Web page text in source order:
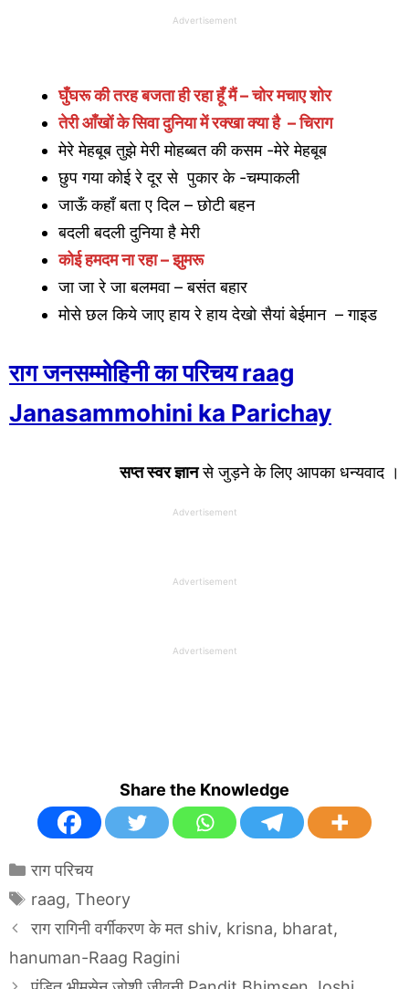
Advertisement
घुँघरू की तरह बजता ही रहा हूँ मैं – चोर मचाए शोर
तेरी आँखों के सिवा दुनिया में रक्खा क्या है – चिराग
मेरे मेहबूब तुझे मेरी मोहब्बत की कसम -मेरे मेहबूब
छुप गया कोई रे दूर से पुकार के -चम्पाकली
जाऊँ कहाँ बता ए दिल – छोटी बहन
बदली बदली दुनिया है मेरी
कोई हमदम ना रहा – झुमरू
जा जा रे जा बलमवा – बसंत बहार
मोसे छल किये जाए हाय रे हाय देखो सैयां बेईमान – गाइड
राग जनसम्मोहिनी का परिचय raag
Janasammohini ka Parichay
सप्त स्वर ज्ञानसे जुड़ने के लिए आपका धन्यवाद ।
Advertisement
Advertisement
Advertisement
Share the Knowledge
Categories
राग परिचय
Tags
raag, Theory
राग रागिनी वर्गीकरण के मत shiv, krisna, bharat,
hanuman-Raag Ragini